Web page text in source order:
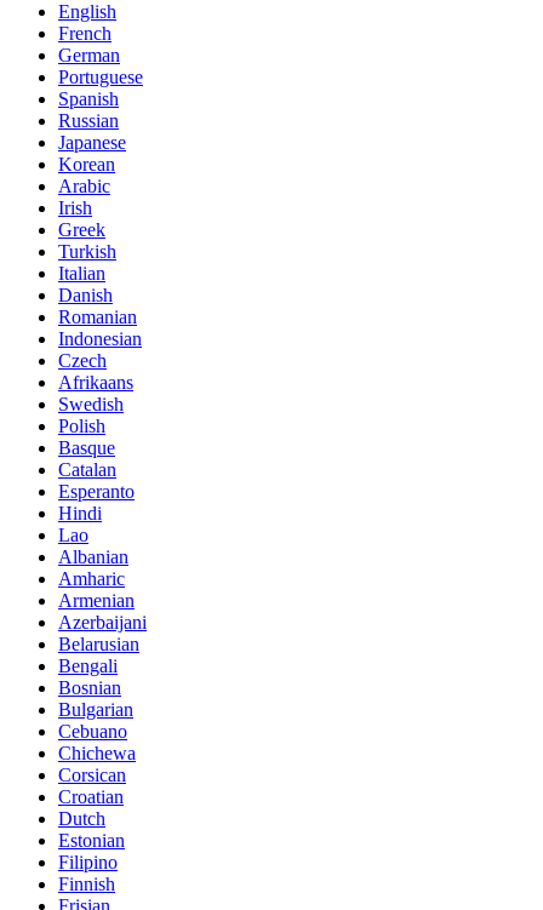
English
French
German
Portuguese
Spanish
Russian
Japanese
Korean
Arabic
Irish
Greek
Turkish
Italian
Danish
Romanian
Indonesian
Czech
Afrikaans
Swedish
Polish
Basque
Catalan
Esperanto
Hindi
Lao
Albanian
Amharic
Armenian
Azerbaijani
Belarusian
Bengali
Bosnian
Bulgarian
Cebuano
Chichewa
Corsican
Croatian
Dutch
Estonian
Filipino
Finnish
Frisian